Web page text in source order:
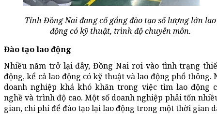
Tỉnh Đồng Nai đang cố gắng đào tạo số lượng lớn lao
động có kỹ thuật, trình độ chuyên môn.
Đào tạo lao động
Nhiều năm trở lại đây, Đồng Nai rơi vào tình trạng
động, kể cả lao động có kỹ thuật và lao động phổ thông.
doanh nghiệp khá khó khăn trong việc tìm lao động
nghề và trình độ cao. Một số doanh nghiệp phải tốn
gian, chi phí để đào tạo lại lao động trong một thời gian